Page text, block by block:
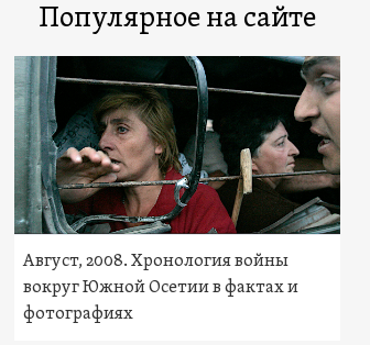
Популярное на сайте
Август, 2008. Хронология войны
вокруг Южной Осетии в фактах и
фотографиях